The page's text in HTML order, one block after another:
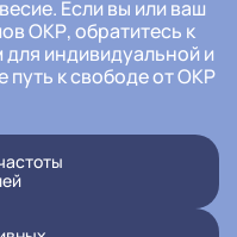
Если вы или ваш
ОКР, обратитесь к
индивидуальной и
к свободе от ОКР